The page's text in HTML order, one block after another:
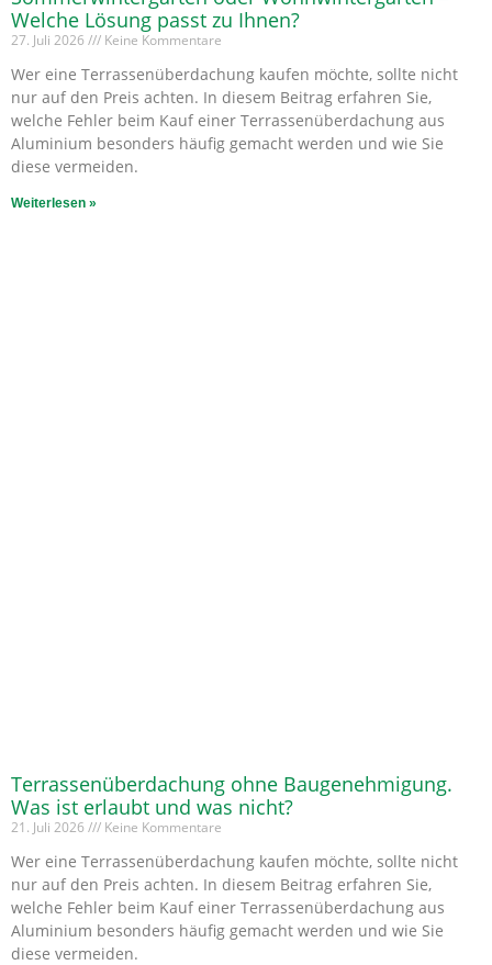
Welche Lösung passt zu Ihnen?
27. Juli 2026 Keine Kommentare
Wer eine Terrassenüberdachung kaufen möchte, sollte nicht
nur auf den Preis achten. In diesem Beitrag erfahren Sie,
welche Fehler beim Kauf einer Terrassenüberdachung aus
Aluminium besonders häufig gemacht werden und wie Sie
diese vermeiden.
Weiterlesen »
Terrassenüberdachung ohne Baugenehmigung.
Was ist erlaubt und was nicht?
21. Juli 2026 Keine Kommentare
Wer eine Terrassenüberdachung kaufen möchte, sollte nicht
nur auf den Preis achten. In diesem Beitrag erfahren Sie,
welche Fehler beim Kauf einer Terrassenüberdachung aus
Aluminium besonders häufig gemacht werden und wie Sie
diese vermeiden.